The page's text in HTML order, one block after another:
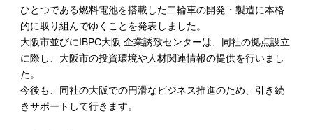
ひとつである燃料電池を搭載した二輪車の開発・製造に本格
的に取り組んでゆくことを発表しました。
大阪市並びにIBPC大阪 企業誘致センターは、同社の拠点設立
に際し、大阪市の投資環境や人材関連情報の提供を行いまし
た。
今後も、同社の大阪での円滑なビジネス推進のため、引き続
きサポートして行きます。